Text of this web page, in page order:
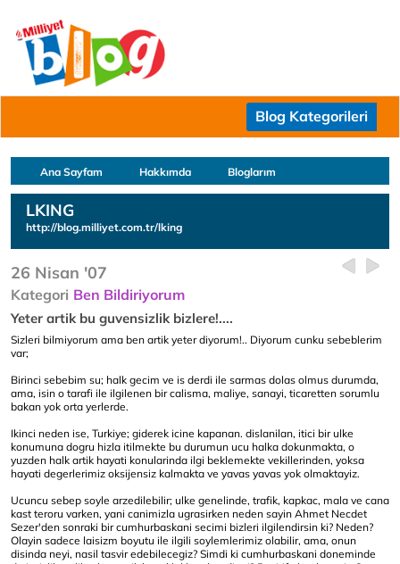
Blog Kategorileri
Ana Sayfam Hakkımda Bloglarım
LKING
http://blog.milliyet.com.tr/lking
26 Nisan '07
Kategori Ben Bildiriyorum
Yeter artik bu guvensizlik bizlere!....
Sizleri bilmiyorum ama ben artik yeter diyorum!.. Diyorum cunku sebeblerim
var;
Birinci sebebim su; halk gecim ve is derdi ile sarmas dolas olmus durumda,
ama, isin o tarafi ile ilgilenen bir calisma, maliye, sanayi, ticaretten sorumlu
bakan yok orta yerlerde.
Ikinci neden ise, Turkiye; giderek icine kapanan. dislanilan, itici bir ulke
konumuna dogru hizla itilmekte bu durumun ucu halka dokunmakta, o
yuzden halk artik hayati konularinda ilgi beklemekte vekillerinden, yoksa
hayati degerlerimiz oksijensiz kalmakta ve yavas yavas yok olmaktayiz.
Ucuncu sebep soyle arzedilebilir; ulke genelinde, trafik, kapkac, mala ve cana
kast teroru varken, yani canimizla ugrasirken neden sayin Ahmet Necdet
Sezer'den sonraki bir cumhurbaskani secimi bizleri ilgilendirsin ki? Neden?
Olayin sadece laisizm boyutu ile ilgili soylemlerimiz olabilir, ama, onun
disinda neyi, nasil tasvir edebilecegiz? Simdi ki cumhurbaskani doneminde